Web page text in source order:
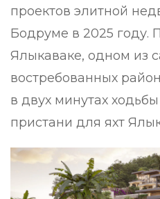
проектов элитной
Бодруме в 2025 году.
Ялыкаваке, одном из
востребованных
в двух минутах
пристани для яхт